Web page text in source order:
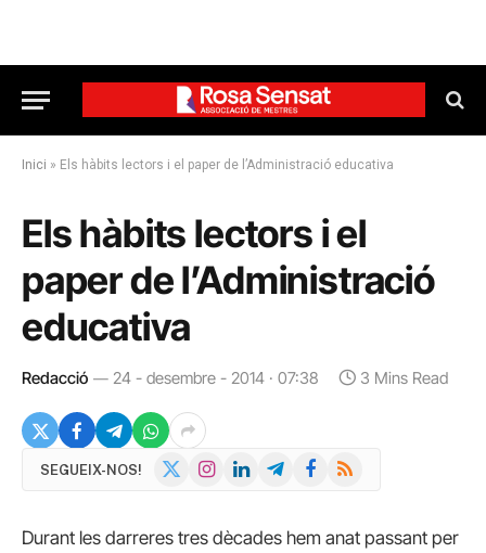
Inici » Els hàbits lectors i el paper de l’Administració educativa
Els hàbits lectors i el
paper de l’Administració
educativa
Redacció 24 - desembre - 2014 · 07:38 3 Mins Read
SEGUEIX-NOS!
X
InstagramLinkedInTelegramFacebook
RSS
Durant les darreres tres dècades hem anat passant per